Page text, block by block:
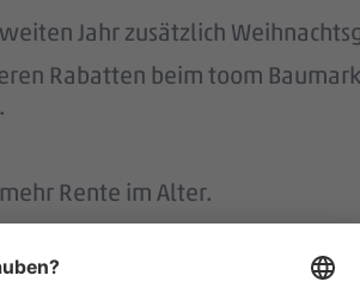
Jahr zusätzlich
Rabatten beim toom
Rente im Alter.
unterstützen wir.